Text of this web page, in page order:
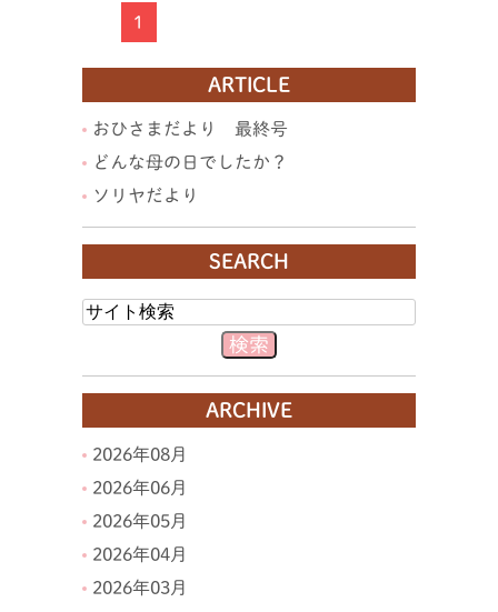
1
ARTICLE
おひさまだより 最終号
どんな母の日でしたか？
ソリヤだより
SEARCH
ARCHIVE
2026年08月
2026年06月
2026年05月
2026年04月
2026年03月